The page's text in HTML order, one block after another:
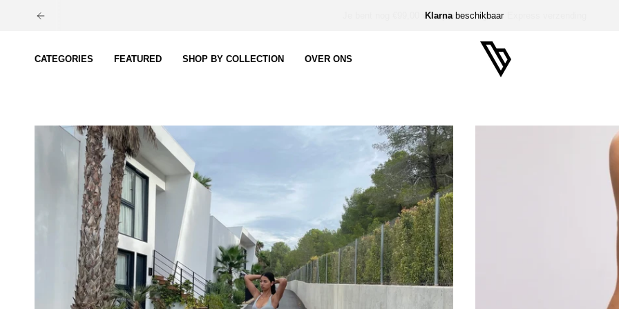
CATEGORIES FEATURED SHOP BY COLLECTION OVER ONS
Klarna beschikbaar